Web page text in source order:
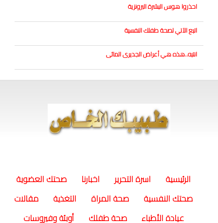
احذروا هوس البشرة البرونزية
اتبع الآتي لصحة طفلك النفسية
انتبه..هذه هي أعراض الجديرى المائى
الرئيسية اسرة التحرير اخبارنا
صحتك العضوية
صحتك النفسية
صحة المراة التغذية
مقالات
عيادة الأطباء
صحة طفلك أوبئة وفيروسات